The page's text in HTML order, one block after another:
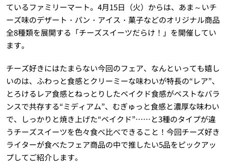
ているファミリーマート。4月15日（火）からは、あま～いチ
ーズ味のデザート・パン・アイス・菓子などのオリジナル商品
全8種類を展開する「チーズスイーツだらけ！」を開催してい
ます。
チーズ好きにはたまらない今回のフェア、なんといっても嬉し
いのは、ふわっと食感とクリーミーな味わいが特長の“レア”、
とろけるレア食感とねっとりしたベイクド食感がベストなバラ
ンスで共存する“ミディアム”、むぎゅっと食感と濃厚な味わい
で、しっかりと焼き上げた“ベイクド”……と3種のタイプが違
うチーズスイーツを色々食べ比べできること！今回チーズ好き
ライターが食べたフェア商品の中で推したい5品をピックアッ
プしてご紹介します。